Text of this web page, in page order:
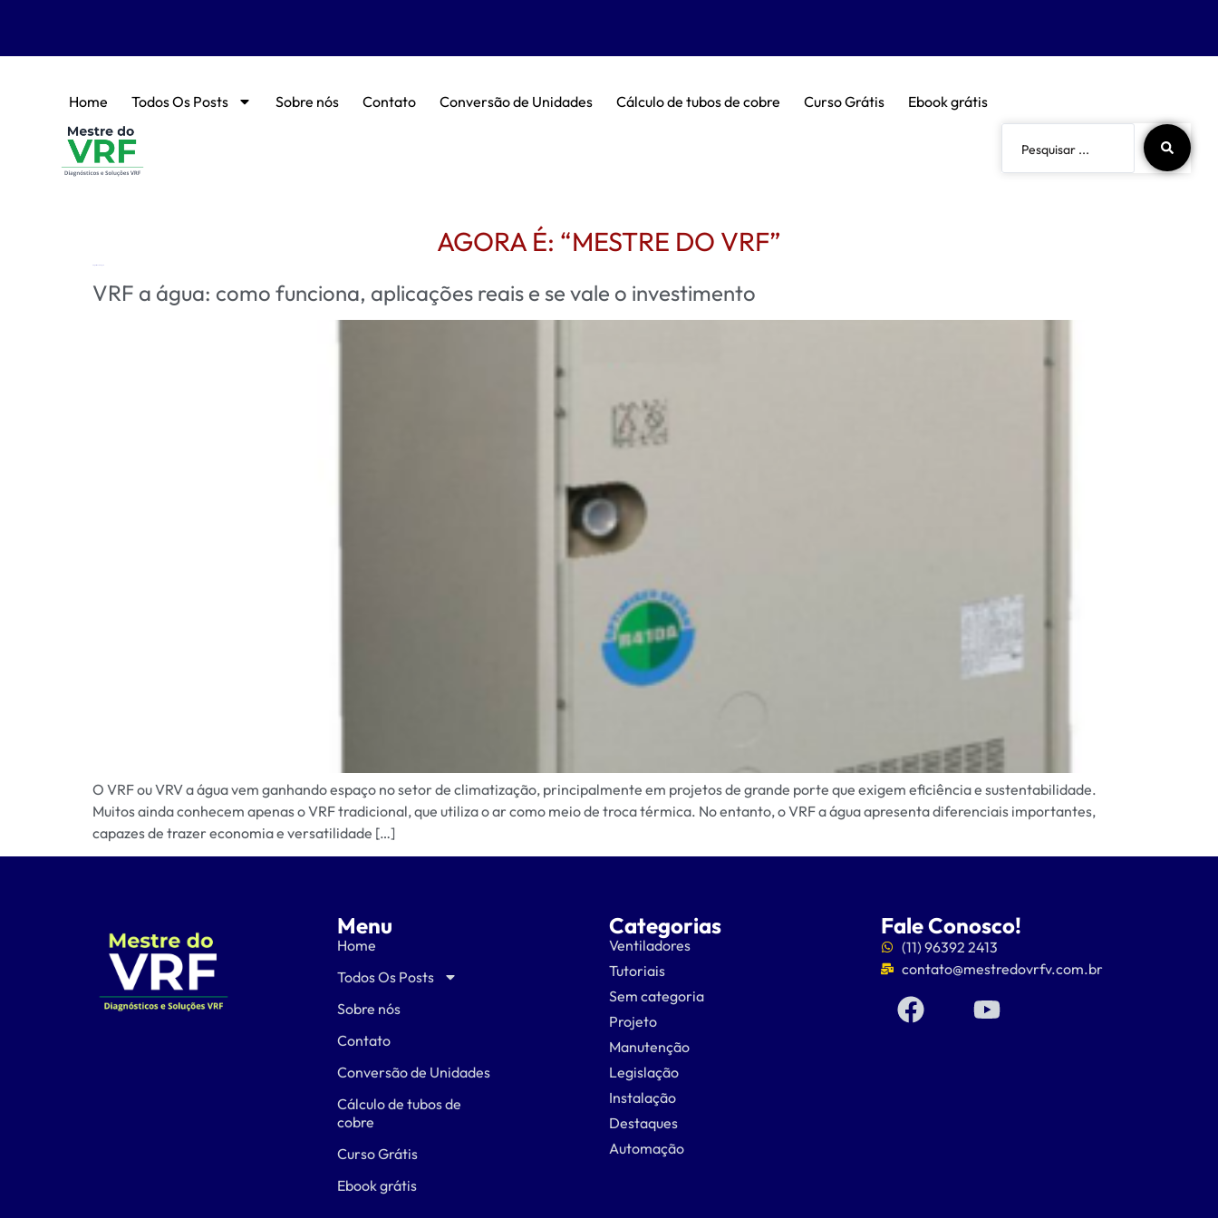
Home Todos Os Posts Sobre nós Contato Conversão de Unidades Cálculo de tubos de cobre Curso Grátis Ebook grátis
AGORA É: “MESTRE DO VRF”
VRF a água: como funciona, aplicações reais e se vale o investimento
O VRF ou VRV a água vem ganhando espaço no setor de climatização, principalmente em projetos de grande porte que exigem eficiência e sustentabilidade.
Muitos ainda conhecem apenas o VRF tradicional, que utiliza o ar como meio de troca térmica. No entanto, o VRF a água apresenta diferenciais importantes,
capazes de trazer economia e versatilidade […]
Menu
Home
Todos Os Posts
Sobre nós
Contato
Conversão de Unidades
Cálculo de tubos de
cobre
Curso Grátis
Ebook grátis
Categorias
Ventiladores
Tutoriais
Sem categoria
Projeto
Manutenção
Legislação
Instalação
Destaques
Automação
Fale Conosco!
(11) 96392 2413
contato@mestredovrfv.com.br